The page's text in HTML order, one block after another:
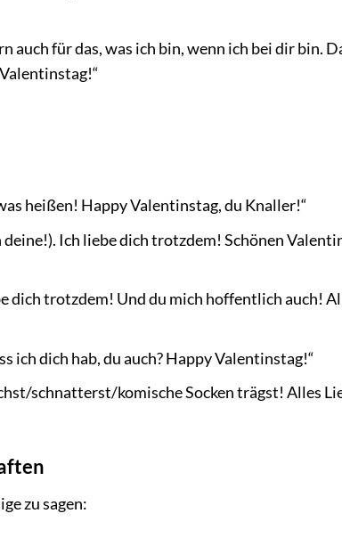
auch für das, was ich bin, wenn ich bei dir bin.
heißen! Happy Valentinstag, du Knaller!“
Ich liebe dich trotzdem! Schönen
dich trotzdem! Und du mich hoffentlich auch!
ich dich hab, du auch? Happy Valentinstag!“
schnatterst/komische Socken trägst! Alles
zu sagen: